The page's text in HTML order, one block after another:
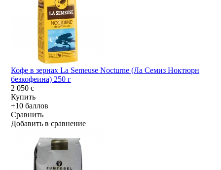
Кофе в зернах La Semeuse Nocturne (Ла Семиз Ноктюрн
безкофеина) 250 г
2 050c
Купить
+10 баллов
Сравнить
Добавить в сравнение